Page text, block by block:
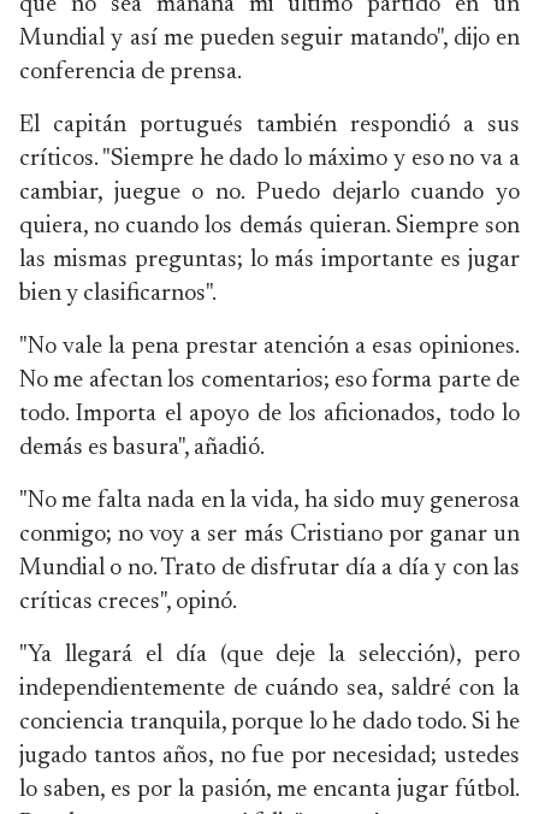
que no sea mañana mi último partido en un
Mundial y así me pueden seguir matando", dijo en
conferencia de prensa.
El capitán portugués también respondió a sus
críticos. "Siempre he dado lo máximo y eso no va a
cambiar, juegue o no. Puedo dejarlo cuando yo
quiera, no cuando los demás quieran. Siempre son
las mismas preguntas; lo más importante es jugar
bien y clasificarnos".
"No vale la pena prestar atención a esas opiniones.
No me afectan los comentarios; eso forma parte de
todo. Importa el apoyo de los aficionados, todo lo
demás es basura", añadió.
"No me falta nada en la vida, ha sido muy generosa
conmigo; no voy a ser más Cristiano por ganar un
Mundial o no. Trato de disfrutar día a día y con las
críticas creces", opinó.
"Ya llegará el día (que deje la selección), pero
independientemente de cuándo sea, saldré con la
conciencia tranquila, porque lo he dado todo. Si he
jugado tantos años, no fue por necesidad; ustedes
lo saben, es por la pasión, me encanta jugar fútbol.